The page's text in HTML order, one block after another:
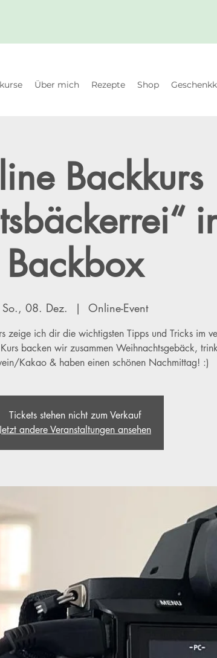
Über mich Rezepte Shop
Backkurs
Backbox
So., 08. Dez.
  |
Online-Event
zeige ich dir die wichtigsten Tipps und Tricks im
backen wir zusammen Weihnachtsgebäck,
Kakao & haben einen schönen Nachmittag! :)
Tickets stehen nicht zum Verkauf
andere Veranstaltungen ansehen